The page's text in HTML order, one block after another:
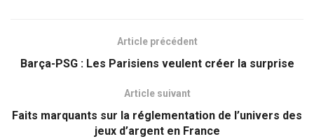
Article précédent
Barça-PSG : Les Parisiens veulent créer la surprise
Article suivant
Faits marquants sur la réglementation de l’univers des
jeux d’argent en France